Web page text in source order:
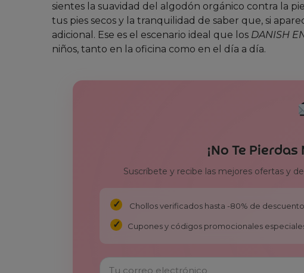
sientes la suavidad del algodón orgánico contra la
tus pies secos y la tranquilidad de saber que, si
adicional. Ese es el escenario ideal que los DANISH
niños, tanto en la oficina como en el día a día.
¡No Te
Suscríbete y recibe las mejores ofertas y
Chollos verificados hasta -80% de descuento
Cupones y códigos promocionales